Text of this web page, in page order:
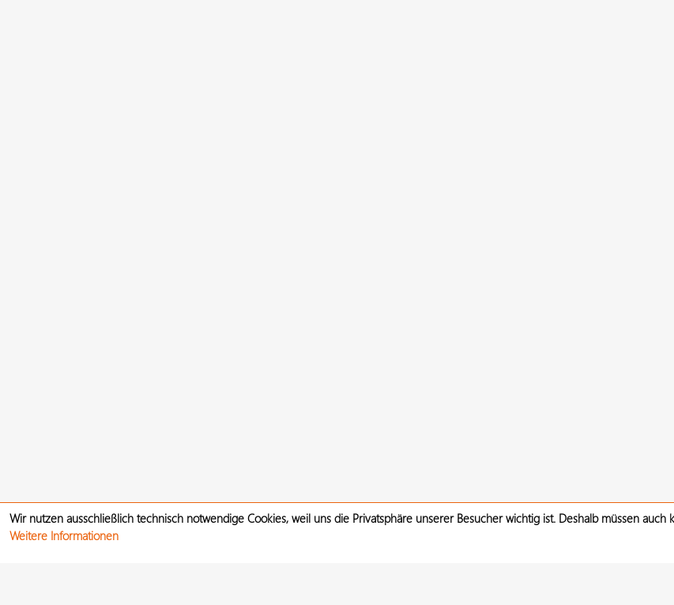
Wir nutzen ausschließlich technisch notwendige Cookies, weil uns die Privatsphäre unserer Besucher wichtig ist. Deshalb müssen
Weitere Informationen